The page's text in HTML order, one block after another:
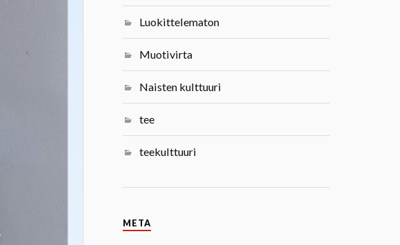
Luokittelematon
Muotivirta
Naisten kulttuuri
tee
teekulttuuri
META